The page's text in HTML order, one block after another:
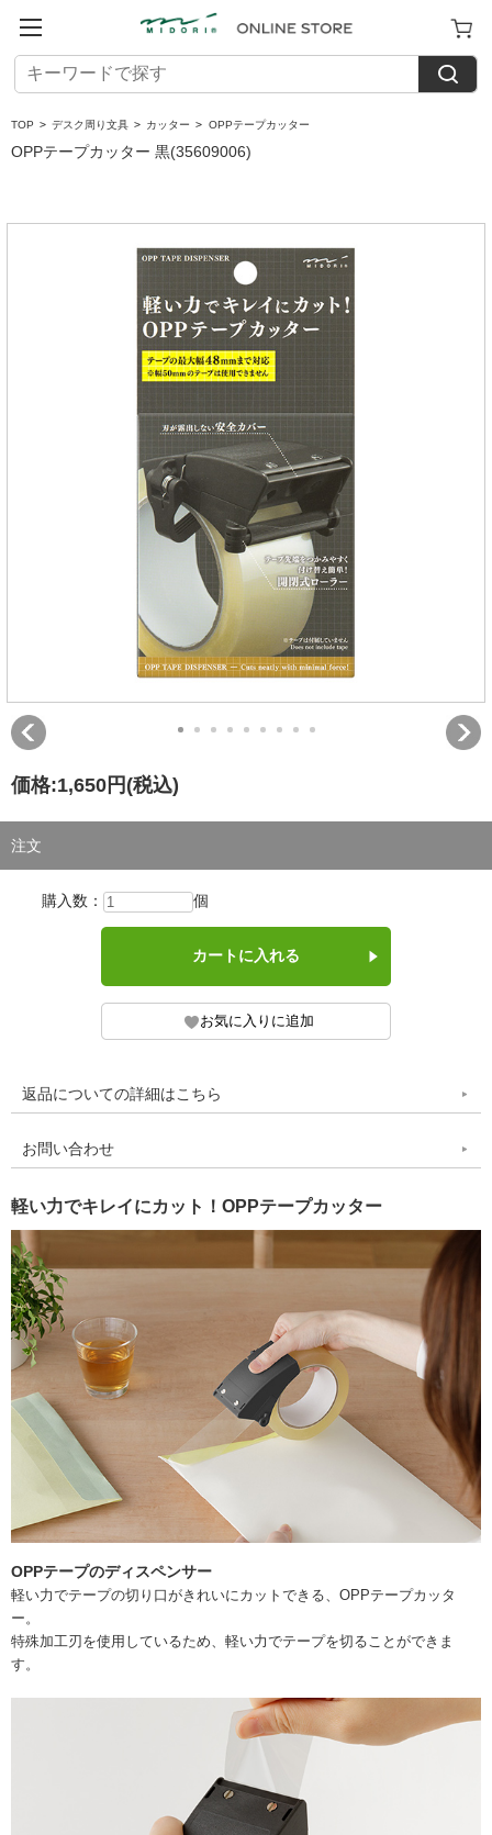
TOP > デスク周り文具 > カッター > OPPテープカッター
OPPテープカッター 黒(35609006)
価格:1,650円 (税込)
注文
購入数： 個
返品についての詳細はこちら
お問い合わせ
軽い力でキレイにカット！OPPテープカッター
OPPテープのディスペンサー
軽い力でテープの切り口がきれいにカットできる、OPPテープカッタ
ー。
特殊加工刃を使用しているため、軽い力でテープを切ることができま
す。